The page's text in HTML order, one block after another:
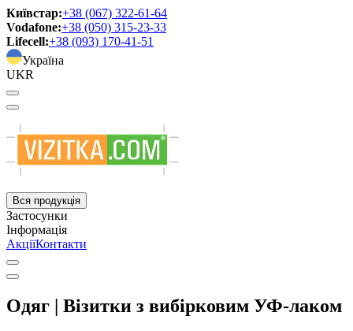
Київстар:+38 (067) 322-61-64
Vodafone:+38 (050) 315-23-33
Lifecell:+38 (093) 170-41-51
Україна
UKR
Вся продукція
Застосунки
Інформація
АкціїКонтакти
Одяг | Візитки з вибірковим УФ-лаком